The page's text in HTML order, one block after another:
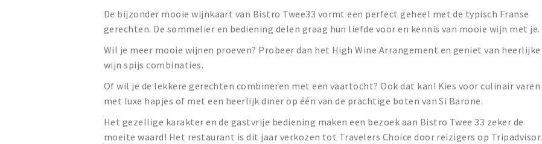
De bijzonder mooie wijnkaart van Bistro Twee33 vormt een perfect geheel met de typisch Franse
gerechten. De sommelier en bediening delen graag hun liefde voor en kennis van mooie wijn met je.
Wil je meer mooie wijnen proeven? Probeer dan het High Wine Arrangement en geniet van heerlijke
wijn spijs combinaties.
Of wil je de lekkere gerechten combineren met een vaartocht? Ook dat kan! Kies voor culinair varen
met luxe hapjes of met een heerlijk diner op één van de prachtige boten van Si Barone.
Het gezellige karakter en de gastvrije bediening maken een bezoek aan Bistro Twee 33 zeker de
moeite waard! Het restaurant is dit jaar verkozen tot Travelers Choice door reizigers op Tripadvisor.